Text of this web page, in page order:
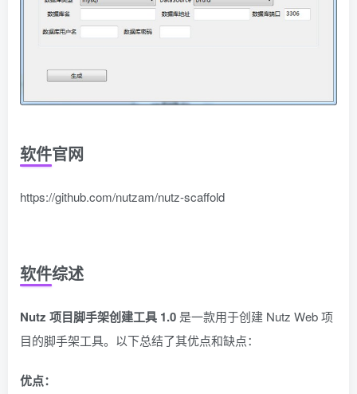
软件官网
https://github.com/nutzam/nutz-scaffold
软件综述
Nutz 项目脚手架创建工具 1.0 是一款用于创建 Nutz Web 项
目的脚手架工具。以下总结了其优点和缺点：
优点：